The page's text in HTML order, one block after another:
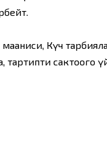
Күч
сактоого